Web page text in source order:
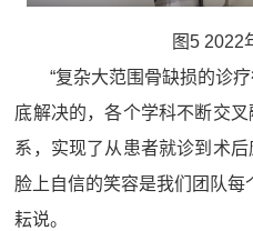
图5 2022
“复杂大范围骨缺损的诊
底解决的，各个学科不断交
系，实现了从患者就诊到术
脸上自信的笑容是我们团队每
耘说。